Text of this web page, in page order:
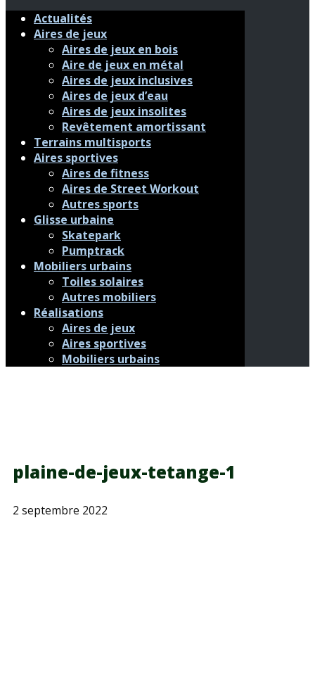
Actualités
Aires de jeux
Aires de jeux en bois
Aire de jeux en métal
Aires de jeux inclusives
Aires de jeux d’eau
Aires de jeux insolites
Revêtement amortissant
Terrains multisports
Aires sportives
Aires de fitness
Aires de Street Workout
Autres sports
Glisse urbaine
Skatepark
Pumptrack
Mobiliers urbains
Toiles solaires
Autres mobiliers
Réalisations
Aires de jeux
Aires sportives
Mobiliers urbains
plaine-de-jeux-tetange-1
2 septembre 2022